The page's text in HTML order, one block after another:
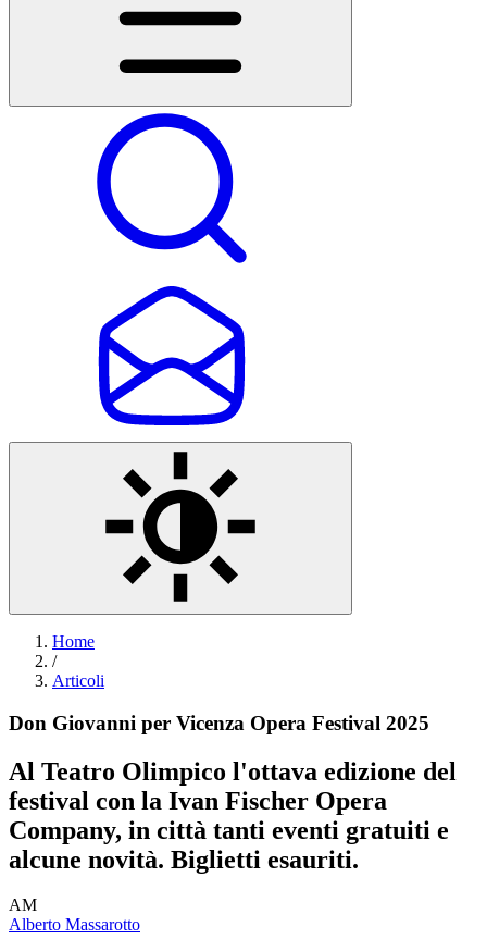
Home
/
Articoli
Don Giovanni per Vicenza Opera Festival 2025
Al Teatro Olimpico l'ottava edizione del
festival con la Ivan Fischer Opera
Company, in città tanti eventi gratuiti e
alcune novità. Biglietti esauriti.
AM
Alberto Massarotto